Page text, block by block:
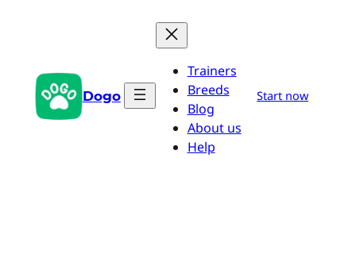
Dogo
Trainers
Breeds
Blog
About us
Help
Start now